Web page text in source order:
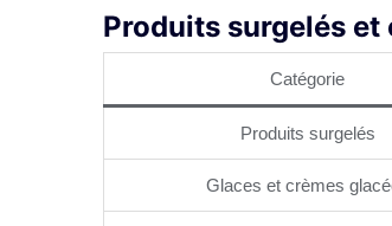
Produits surgelés et
Catégorie
Produits surgelés
Glaces et crèmes